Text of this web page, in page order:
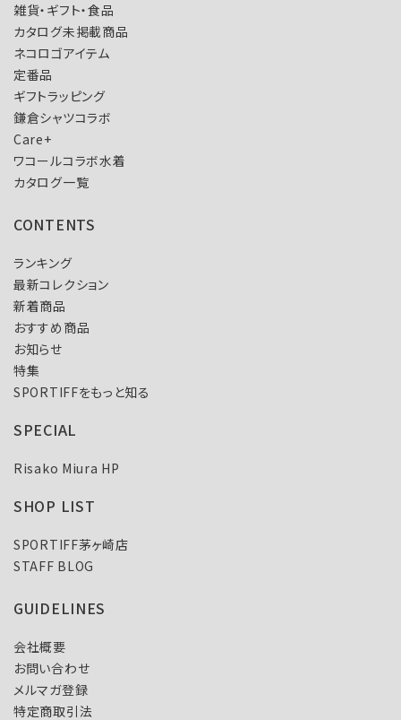
雑貨・ギフト・食品
カタログ未掲載商品
ネコロゴアイテム
定番品
ギフトラッピング
鎌倉シャツコラボ
Care+
ワコールコラボ水着
カタログ一覧
CONTENTS
ランキング
最新コレクション
新着商品
おすすめ商品
お知らせ
特集
SPORTIFFをもっと知る
SPECIAL
Risako Miura HP
SHOP LIST
SPORTIFF茅ヶ崎店
STAFF BLOG
GUIDELINES
会社概要
お問い合わせ
メルマガ登録
特定商取引法